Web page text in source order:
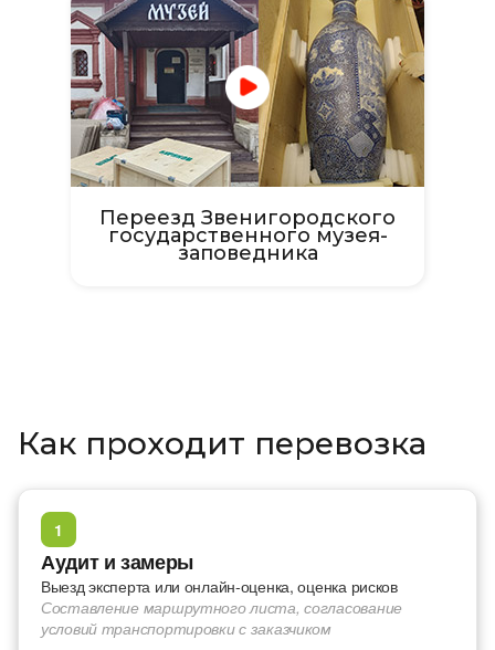
Переезд Звенигородского
государственного музея-
заповедника
Как проходит перевозка
1
Аудит и замеры
Выезд эксперта или онлайн-оценка, оценка рисков
Составление маршрутного листа, согласование
условий транспортировки с заказчиком